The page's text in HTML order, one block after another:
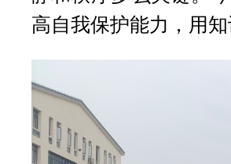
高自我保护能力，用